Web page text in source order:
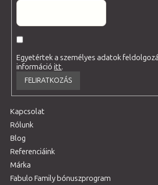
Egyetértek a személyes adatok
információitt.
FELIRATKOZÁS
Kapcsolat
Rólunk
Blog
Referenciáink
Márka
Fabulo Family bónuszprogram